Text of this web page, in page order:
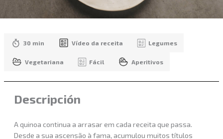
30 min Vídeo da receita Legumes
Vegetariana Fácil Aperitivos
Descripción
A quinoa continua a arrasar em cada receita que passa.
Desde a sua ascensão à fama, acumulou muitos títulos